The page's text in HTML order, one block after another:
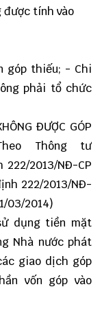
được tính vào
góp thiếu; - Chi
phải tổ chức
ĐƯỢC GÓP
Thông tư
222/2013/NĐ-CP
222/2013/NĐ-
03/2014)
dụng tiền mặt
Nhà nước phát
giao dịch góp
vốn góp vào